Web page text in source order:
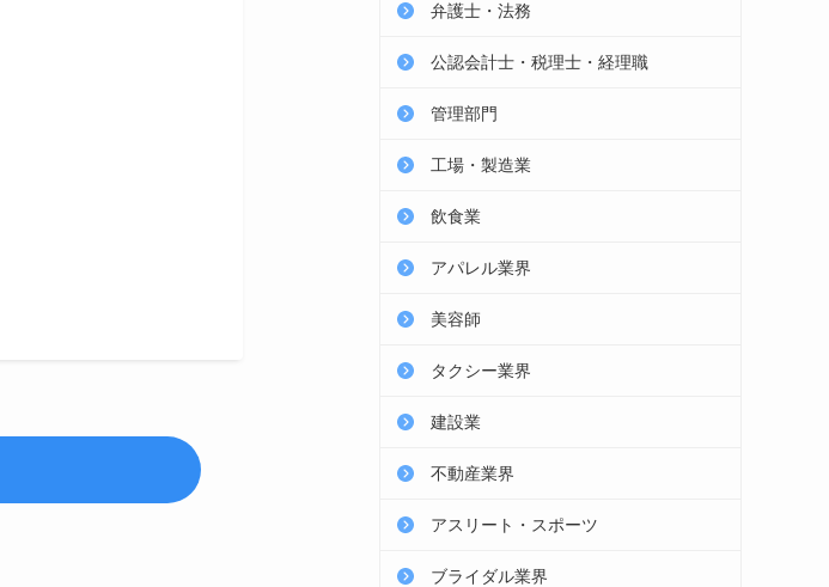
弁護士・法務
公認会計士・税理士・経理職
管理部門
工場・製造業
飲食業
アパレル業界
美容師
タクシー業界
建設業
不動産業界
アスリート・スポーツ
ブライダル業界